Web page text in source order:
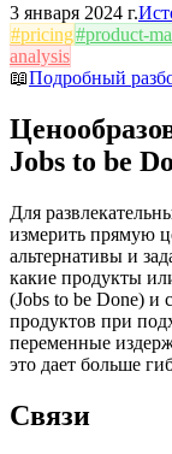
3 января 2024 г.
#pricing#product-
analysis
📖Подробный
Jobs to be
Для
измерить прямую
альтернативы и
какие продукты
(Jobs to be Done) и
продуктов при
переменные
это дает больше
Связи